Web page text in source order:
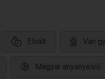
Elvált Van
Magyar anyanyelvű